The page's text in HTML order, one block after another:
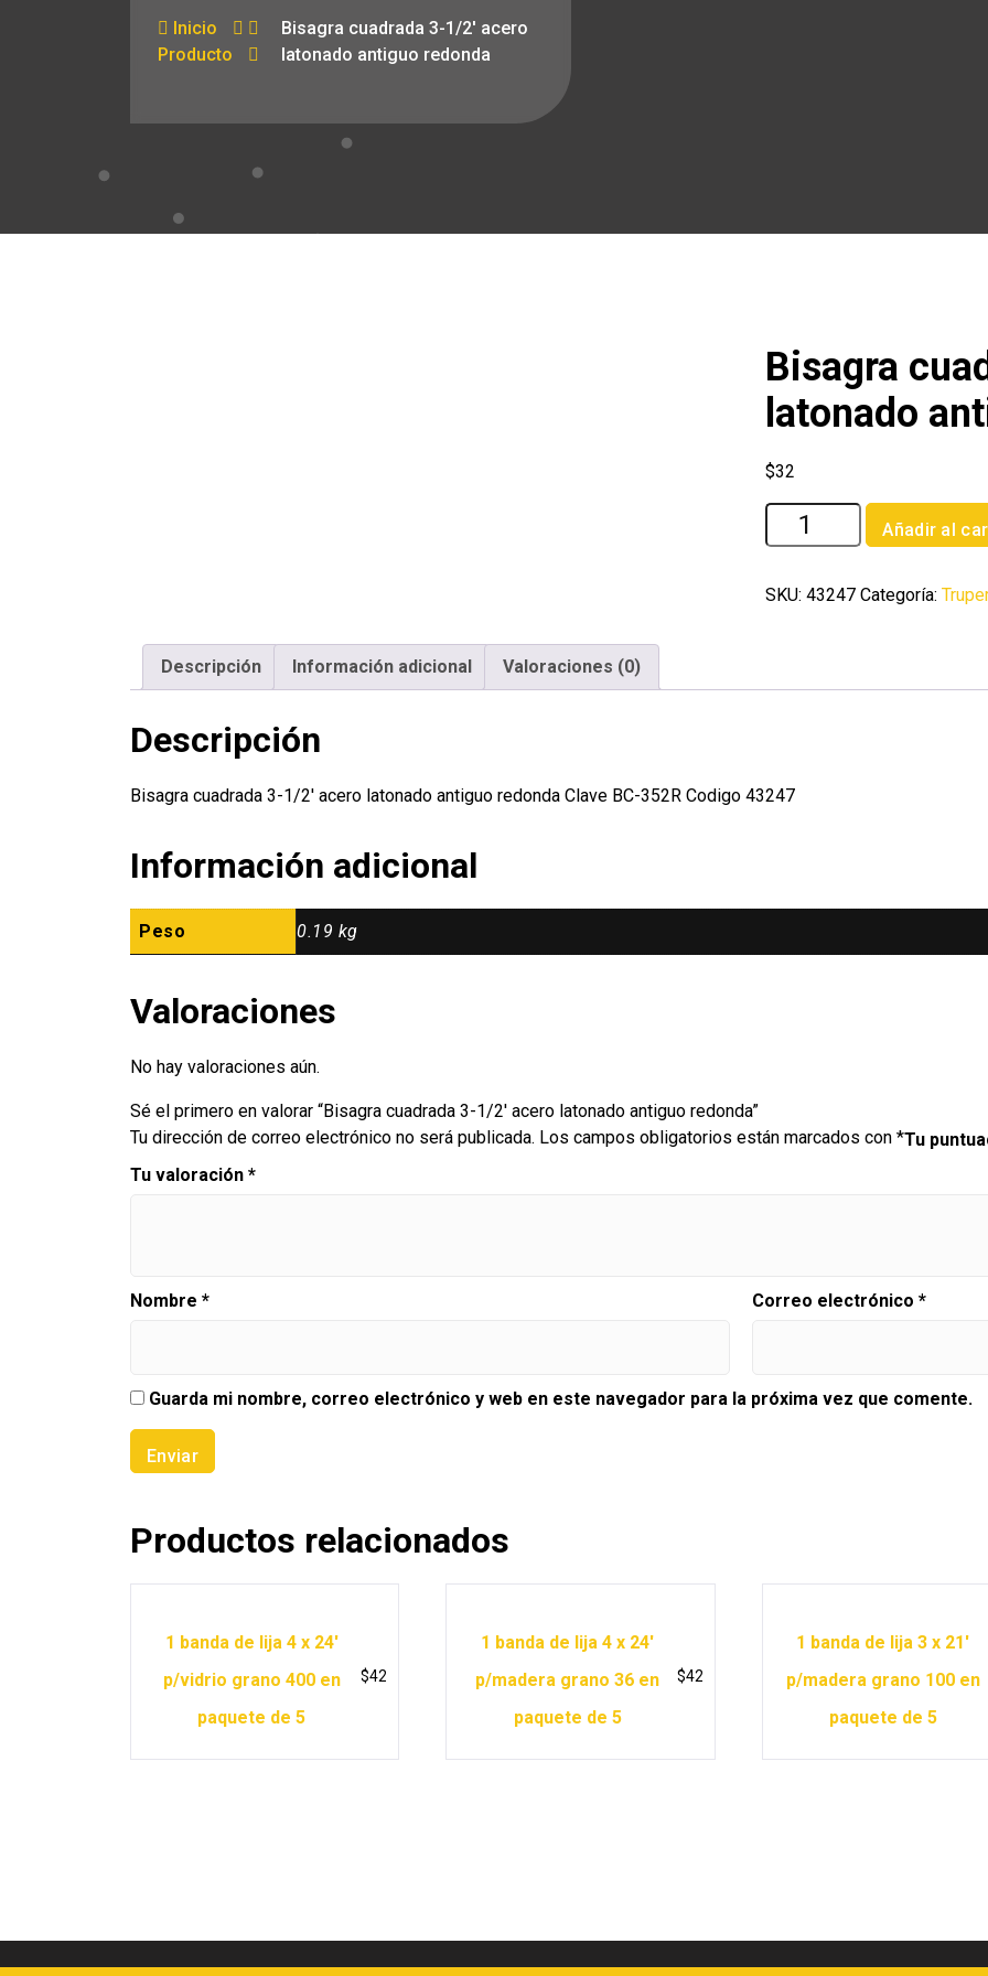
Inicio
Producto
Bisagra cuadrada 3-1/2′ acero
latonado antiguo redonda
Bisagra
latonado
$32
Bisagra
cuadrada
1/2'
Añadir al
SKU:43247 Categoría:
Descripción Información adicional Valoraciones (0)
Descripción
Bisagra cuadrada 3-1/2′ acero latonado antiguo redonda Clave BC-352R Codigo 43247
Información adicional
Peso 0.19 kg
Valoraciones
No hay valoraciones aún.
Sé el primero en valorar “Bisagra cuadrada 3-1/2′ acero latonado antiguo redonda”
Tu dirección de correo electrónico no será publicada. Los campos obligatorios están marcados con *Tu
Tu valoración *
Nombre * Correo electrónico *
Guarda mi nombre, correo electrónico y web en este navegador para la próxima vez que comente.
Productos relacionados
1 banda de lija 4 x 24′
p/vidrio grano 400 en
paquete de 5
$42
1 banda de lija 4 x 24′
p/madera grano 36 en
paquete de 5
$42
1 banda de lija 3 x 21′
p/madera grano 100 en
paquete de 5